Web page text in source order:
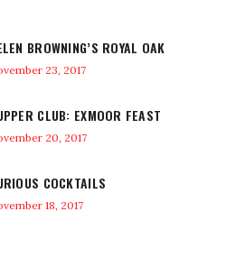
BROWNING’S ROYAL OAK
23, 2017
CLUB: EXMOOR FEAST
20, 2017
COCKTAILS
18, 2017